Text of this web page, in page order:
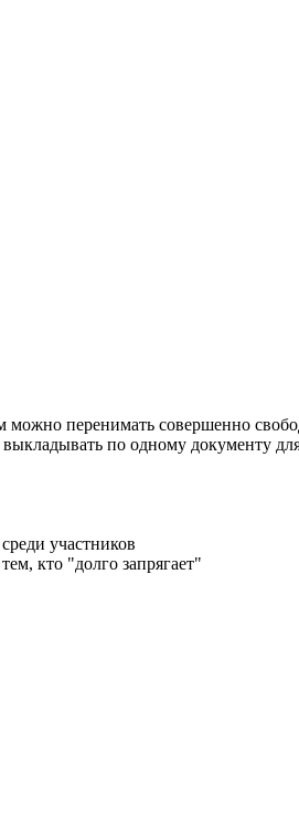
перенимать совершенно
по одному документу
участников
кто "долго запрягает"